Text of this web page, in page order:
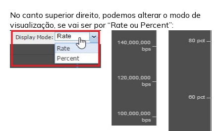
No canto superior direito, podemos alterar o modo de
visualização, se vai ser por “Rate ou Percent”: